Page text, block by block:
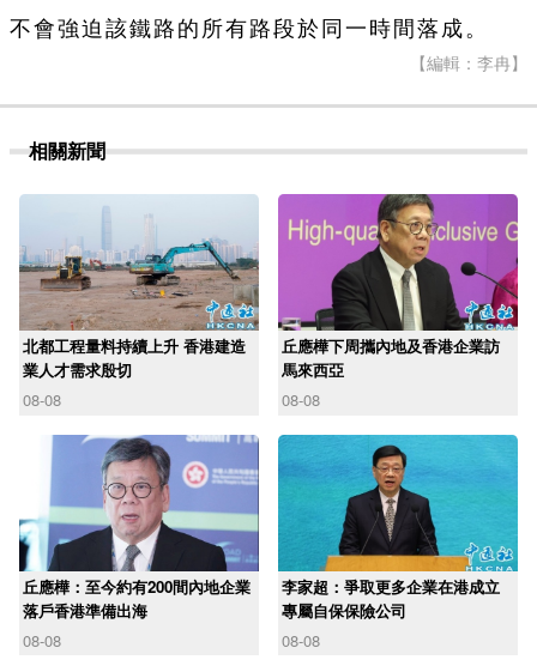
不會強迫該鐵路的所有路段於同一時間落成。
【編輯：李冉】
相關新聞
北都工程量料持續上升 香港建造
業人才需求殷切
08-08
丘應樺下周攜內地及香港企業訪
馬來西亞
08-08
丘應樺：至今約有200間內地企業
落戶香港準備出海
08-08
李家超：爭取更多企業在港成立
專屬自保保險公司
08-08